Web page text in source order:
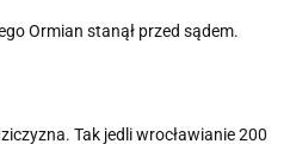
Ormian stanął przed sądem.
Tak jedli wrocławianie 200